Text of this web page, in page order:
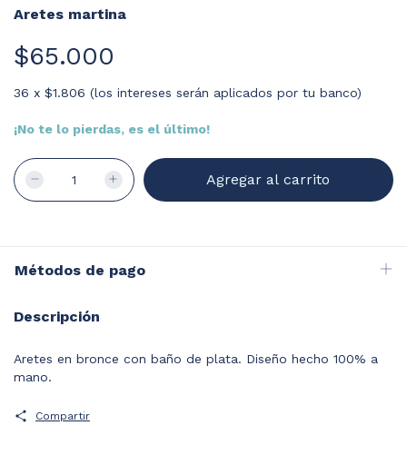
Aretes martina
$65.000
36 x $1.806 (los intereses serán aplicados por tu banco)
¡No te lo pierdas, es el último!
Métodos de pago
Descripción
Aretes en bronce con baño de plata. Diseño hecho 100% a
mano.
Compartir